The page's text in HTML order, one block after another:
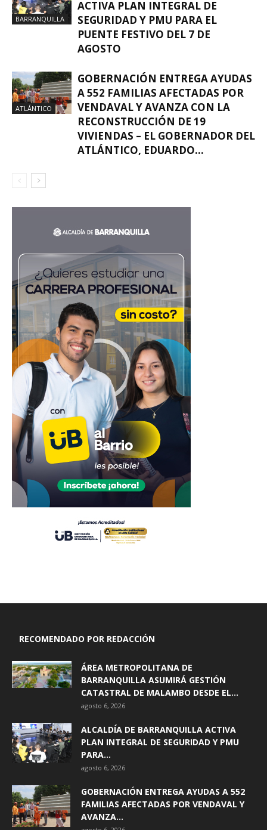
BARRANQUILLA
ACTIVA PLAN INTEGRAL DE
SEGURIDAD Y PMU PARA EL
PUENTE FESTIVO DEL 7 DE
AGOSTO
ATLÁNTICO
GOBERNACIÓN ENTREGA AYUDAS
A 552 FAMILIAS AFECTADAS POR
VENDAVAL Y AVANZA CON LA
RECONSTRUCCIÓN DE 19
VIVIENDAS – EL GOBERNADOR DEL
ATLÁNTICO, EDUARDO...
RECOMENDADO POR REDACCIÓN
ÁREA METROPOLITANA DE
BARRANQUILLA ASUMIRÁ GESTIÓN
CATASTRAL DE MALAMBO DESDE EL...
agosto 6, 2026
ALCALDÍA DE BARRANQUILLA ACTIVA
PLAN INTEGRAL DE SEGURIDAD Y PMU
PARA...
agosto 6, 2026
GOBERNACIÓN ENTREGA AYUDAS A 552
FAMILIAS AFECTADAS POR VENDAVAL Y
AVANZA...